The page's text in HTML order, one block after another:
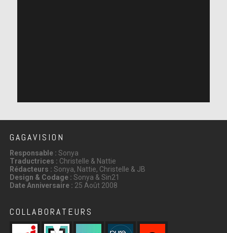
GAGAVISION
Responsable : Sonya
Traductrices : Christelle & Nattie
Rédacteurs : Sonya, Nattie, Christelle & JB
Design & Codage : Sonya & Sin21
Date Anniversaire : 25 Août 2008
COLLABORATEURS